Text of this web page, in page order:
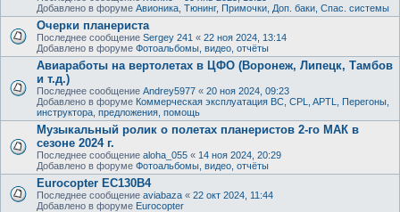
Добавлено в форуме Авионика, Тюнинг, Примочки, Доп. баки, Спас. системы
Очерки планериста
Последнее сообщение Sergey 241 « 22 ноя 2024, 13:14
Добавлено в форуме Фотоальбомы, видео, отчёты
Авиаработы на вертолетах в ЦФО (Воронеж, Липецк, Тамбов
и т.д.)
Последнее сообщение Andrey5977 « 20 ноя 2024, 09:23
Добавлено в форуме Коммерческая эксплуатация ВС, CPL, APTL, Перегоны,
инструктора, предложения, помощь
Музыкальный ролик о полетах планеристов 2-го МАК в
сезоне 2024 г.
Последнее сообщение aloha_055 « 14 ноя 2024, 20:29
Добавлено в форуме Фотоальбомы, видео, отчёты
Eurocopter EC130B4
Последнее сообщение aviabaza « 22 окт 2024, 11:44
Добавлено в форуме Eurocopter